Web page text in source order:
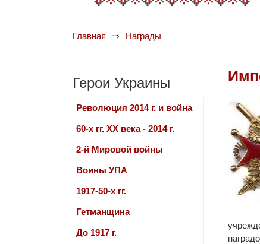
Главная Награды
Герои Украины
Революция 2014 г. и война
60-х гг. ХХ века - 2014 г.
2-й Мировой войны
Воины УПА
1917-50-х гг.
Гетманщина
До 1917 г.